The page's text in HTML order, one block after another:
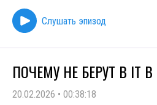
Слушать эпизод
ПОЧЕМУ НЕ БЕРУТ В IT В
20.02.2026 • 00:38:18